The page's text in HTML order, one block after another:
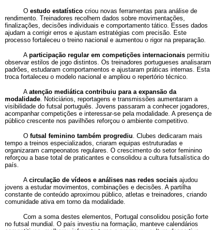
O estudo estatísticocriou novas ferramentas para análise de
rendimento. Treinadores recolhem dados sobre movimentações,
finalizações, decisões individuais e comportamento tático. Esses dados
ajudam a corrigir erros e ajustam estratégias com precisão. Este
processo fortaleceu o treino nacional e aumentou o rigor na preparação.
A participação regular em competições internacionaispermitiu
observar estilos de jogo distintos. Os treinadores portugueses analisaram
padrões, estudaram comportamentos e ajustaram práticas internas. Esta
troca fortaleceu o modelo nacional e ampliou o repertório técnico.
A atenção mediática contribuiu para a expansão da
modalidade. Noticiários, reportagens e transmissões aumentaram a
visibilidade do futsal português. Jovens passaram a conhecer jogadores,
acompanhar competições e interessar-se pela modalidade. A presença de
público crescente nos pavilhões reforçou o ambiente competitivo.
O futsal feminino também progrediu. Clubes dedicaram mais
tempo a treinos especializados, criaram equipas estruturadas e
organizaram campeonatos regulares. O crescimento do setor feminino
reforçou a base total de praticantes e consolidou a cultura futsalística do
país.
A circulação de vídeos e análises nas redes sociaisajudou
jovens a estudar movimentos, combinações e decisões. A partilha
constante de conteúdo aproximou público, atletas e treinadores, criando
comunidade ativa em torno da modalidade.
Com a soma destes elementos, Portugal consolidou posição forte
no futsal mundial. O país investiu na formação, manteve calendários